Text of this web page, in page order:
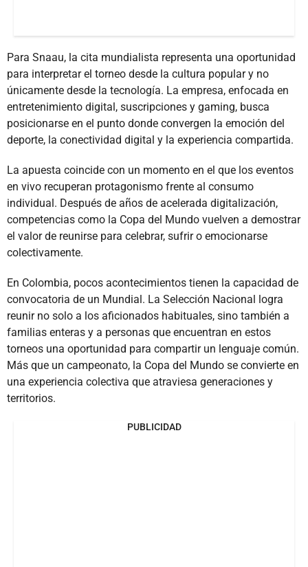
Para Snaau, la cita mundialista representa una oportunidad
para interpretar el torneo desde la cultura popular y no
únicamente desde la tecnología. La empresa, enfocada en
entretenimiento digital, suscripciones y gaming, busca
posicionarse en el punto donde convergen la emoción del
deporte, la conectividad digital y la experiencia compartida.
La apuesta coincide con un momento en el que los eventos
en vivo recuperan protagonismo frente al consumo
individual. Después de años de acelerada digitalización,
competencias como la Copa del Mundo vuelven a demostrar
el valor de reunirse para celebrar, sufrir o emocionarse
colectivamente.
En Colombia, pocos acontecimientos tienen la capacidad de
convocatoria de un Mundial. La Selección Nacional logra
reunir no solo a los aficionados habituales, sino también a
familias enteras y a personas que encuentran en estos
torneos una oportunidad para compartir un lenguaje común.
Más que un campeonato, la Copa del Mundo se convierte en
una experiencia colectiva que atraviesa generaciones y
territorios.
PUBLICIDAD